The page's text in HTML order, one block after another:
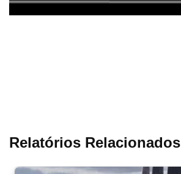
Relatórios Relacionados